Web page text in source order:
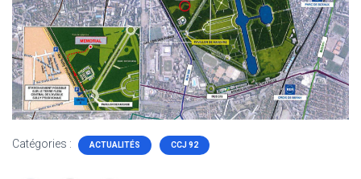
Catégories : ACTUALITÉS CCJ 92